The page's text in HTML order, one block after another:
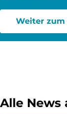
Weiter
Alle News